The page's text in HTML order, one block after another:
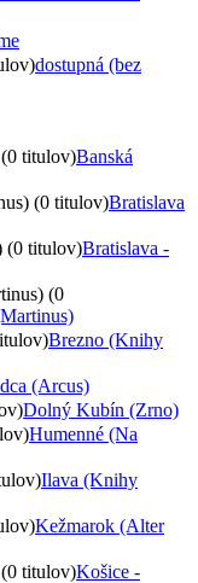
dostupná (bez
titulov)Banská
(0 titulov)Bratislava
(0 titulov)Bratislava -
(0
Brezno (Knihy
(Arcus)
Dolný Kubín (Zrno)
Humenné (Na
Ilava (Knihy
Kežmarok (Alter
titulov)Košice -